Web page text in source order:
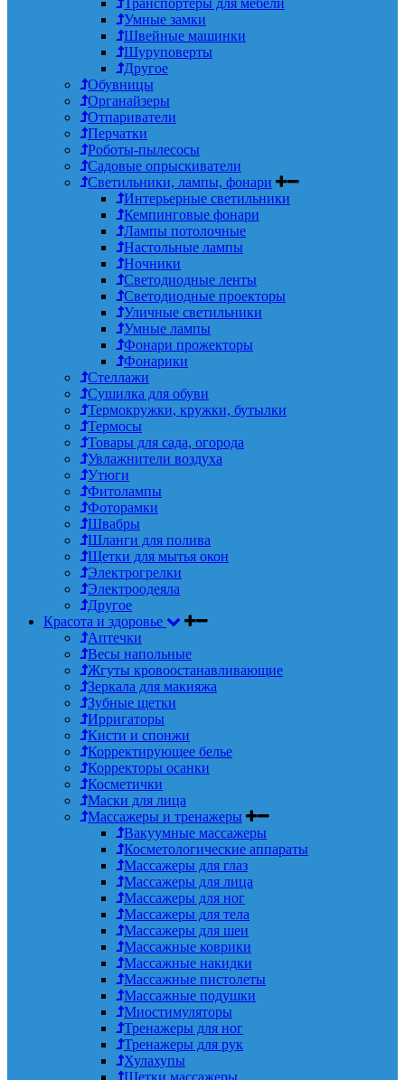
Умные замки
Швейные машинки
Шуруповерты
Другое
Обувницы
Органайзеры
Отпариватели
Перчатки
Роботы-пылесосы
Садовые опрыскиватели
Светильники, лампы, фонари
Интерьерные светильники
Кемпинговые фонари
Лампы потолочные
Настольные лампы
Ночники
Светодиодные ленты
Светодиодные проекторы
Уличные светильники
Умные лампы
Фонари прожекторы
Фонарики
Стеллажи
Сушилка для обуви
Термокружки, кружки, бутылки
Термосы
Товары для сада, огорода
Увлажнители воздуха
Утюги
Фитолампы
Фоторамки
Швабры
Шланги для полива
Щетки для мытья окон
Электрогрелки
Электроодеяла
Другое
Красота и здоровье
Аптечки
Весы напольные
Жгуты кровоостанавливающие
Зеркала для макияжа
Зубные щетки
Ирригаторы
Кисти и спонжи
Корректирующее белье
Корректоры осанки
Косметички
Маски для лица
Массажеры и тренажеры
Вакуумные массажеры
Косметологические аппараты
Массажеры для глаз
Массажеры для лица
Массажеры для ног
Массажеры для тела
Массажеры для шеи
Массажные коврики
Массажные накидки
Массажные пистолеты
Массажные подушки
Миостимуляторы
Тренажеры для ног
Тренажеры для рук
Хулахупы
Щетки массажеры